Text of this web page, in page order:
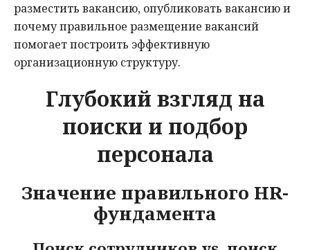
разместить вакансию, опубликовать вакансию и
почему правильное размещение вакансий
помогает построить эффективную
организационную структуру.
Глубокий взгляд на
поиски и подбор
персонала
Значение правильного HR-
фундамента